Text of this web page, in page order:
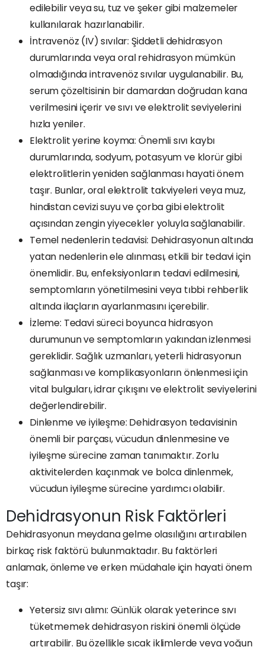
edilebilir veya su, tuz ve şeker gibi malzemeler
kullanılarak hazırlanabilir.
İntravenöz (IV) sıvılar: Şiddetli dehidrasyon
durumlarında veya oral rehidrasyon mümkün
olmadığında intravenöz sıvılar uygulanabilir. Bu,
serum çözeltisinin bir damardan doğrudan kana
verilmesini içerir ve sıvı ve elektrolit seviyelerini
hızla yeniler.
Elektrolit yerine koyma: Önemli sıvı kaybı
durumlarında, sodyum, potasyum ve klorür gibi
elektrolitlerin yeniden sağlanması hayati önem
taşır. Bunlar, oral elektrolit takviyeleri veya muz,
hindistan cevizi suyu ve çorba gibi elektrolit
açısından zengin yiyecekler yoluyla sağlanabilir.
Temel nedenlerin tedavisi: Dehidrasyonun altında
yatan nedenlerin ele alınması, etkili bir tedavi için
önemlidir. Bu, enfeksiyonların tedavi edilmesini,
semptomların yönetilmesini veya tıbbi rehberlik
altında ilaçların ayarlanmasını içerebilir.
İzleme: Tedavi süreci boyunca hidrasyon
durumunun ve semptomların yakından izlenmesi
gereklidir. Sağlık uzmanları, yeterli hidrasyonun
sağlanması ve komplikasyonların önlenmesi için
vital bulguları, idrar çıkışını ve elektrolit seviyelerini
değerlendirebilir.
Dinlenme ve iyileşme: Dehidrasyon tedavisinin
önemli bir parçası, vücudun dinlenmesine ve
iyileşme sürecine zaman tanımaktır. Zorlu
aktivitelerden kaçınmak ve bolca dinlenmek,
vücudun iyileşme sürecine yardımcı olabilir.
Dehidrasyonun Risk Faktörleri
Dehidrasyonun meydana gelme olasılığını artırabilen
birkaç risk faktörü bulunmaktadır. Bu faktörleri
anlamak, önleme ve erken müdahale için hayati önem
taşır:
Yetersiz sıvı alımı: Günlük olarak yeterince sıvı
tüketmemek dehidrasyon riskini önemli ölçüde
artırabilir. Bu özellikle sıcak iklimlerde veya yoğun